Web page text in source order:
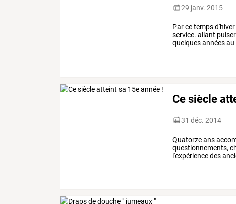
29 janv. 2015
Parcetempsd'hiver
service. allant puiser
quelquesannéesau
france
"les
Ce siècle
31 déc. 2014
Quatorzeans
questionnements,
l'expériencedes
refaire le monde...